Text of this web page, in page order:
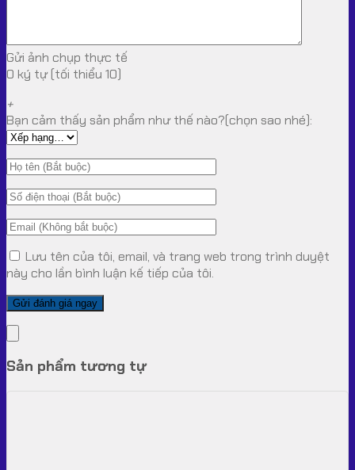
Gửi ảnh chụp thực tế
0 ký tự (tối thiểu 10)
+
Bạn cảm thấy sản phẩm như thế nào?(chọn sao nhé):
Lưu tên của tôi, email, và trang web trong trình duyệt
này cho lần bình luận kế tiếp của tôi.
Sản phẩm tương tự